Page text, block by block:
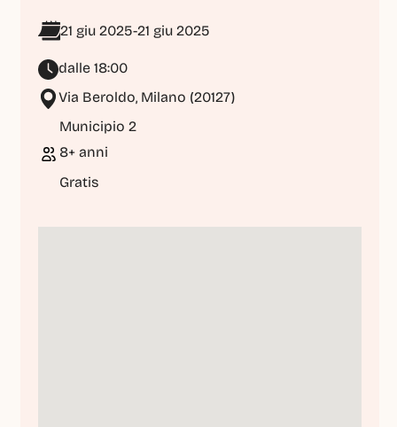
21 giu 2025-21 giu 2025
dalle 18:00
Via Beroldo, Milano (20127)
Municipio 2
8+ anni
Gratis